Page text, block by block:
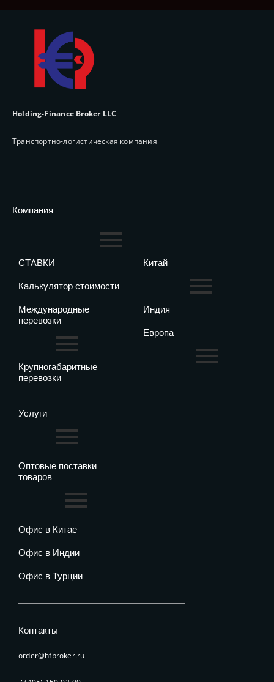
Holding-Finance Broker LLC
Транспортно-логистическая компания
Компания
СТАВКИ
Калькулятор стоимости
Международные
перевозки
Крупногабаритные
перевозки
Китай
Индия
Европа
Услуги
Оптовые поставки
товаров
Офис в Китае
Офис в Индии
Офис в Турции
Контакты
order@hfbroker.ru